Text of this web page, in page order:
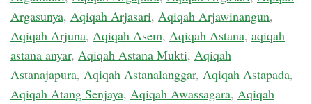
Argasunya, Aqiqah Arjasari, Aqiqah Arjawinangun,
Aqiqah Arjuna, Aqiqah Asem, Aqiqah Astana, aqiqah
astana anyar, Aqiqah Astana Mukti, Aqiqah
Astanajapura, Aqiqah Astanalanggar, Aqiqah Astapada,
Aqiqah Atang Senjaya, Aqiqah Awassagara, Aqiqah